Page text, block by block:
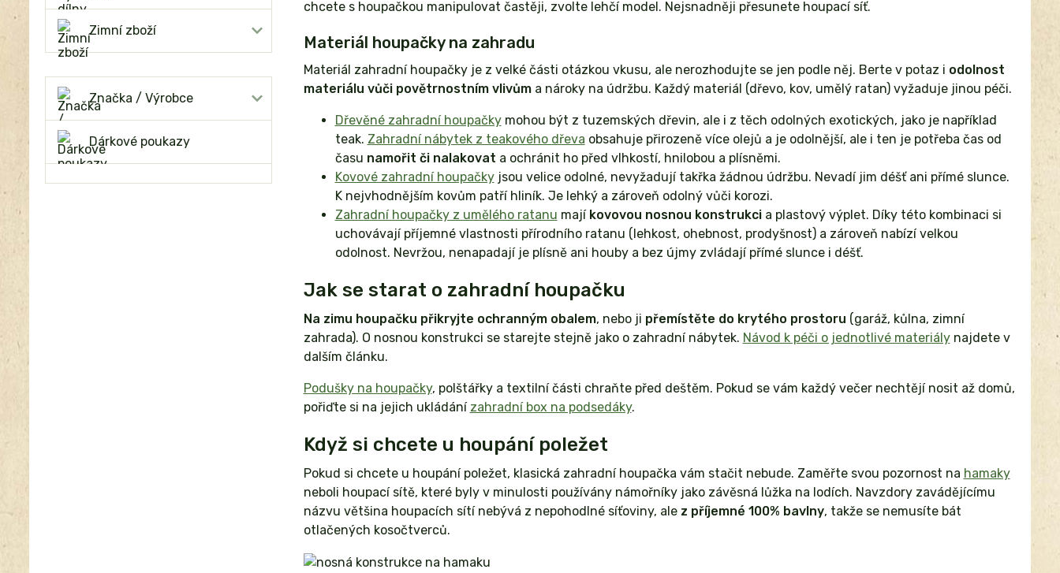
Zimní zboží
Značka / Výrobce
Dárkové poukazy
chcete s houpačkou manipulovat častěji, zvolte lehčí model. Nejsnadněji přesunete houpací síť.
Materiál houpačky na zahradu
Materiál zahradní houpačky je z velké části otázkou vkusu, ale nerozhodujte se jen podle něj. Berte v potaz i odolnost
materiálu vůči povětrnostním vlivůma nároky na údržbu. Každý materiál (dřevo, kov, umělý ratan) vyžaduje jinou péči.
Dřevěné zahradní houpačkymohou být z tuzemských dřevin, ale i z těch odolných exotických, jako je například
teak. Zahradní nábytek z teakového dřeva obsahuje přirozeně více olejů a je odolnější, ale i ten je potřeba čas od
času namořit či nalakovat a ochránit ho před vlhkostí, hnilobou a plísněmi.
Kovové zahradní houpačkyjsou velice odolné, nevyžadují takřka žádnou údržbu. Nevadí jim déšť ani přímé slunce.
K nejvhodnějším kovům patří hliník. Je lehký a zároveň odolný vůči korozi.
Zahradní houpačky z umělého ratanu mají kovovou nosnou konstrukci a plastový výplet. Díky této kombinaci si
uchovávají příjemné vlastnosti přírodního ratanu (lehkost, ohebnost, prodyšnost) a zároveň nabízí velkou
odolnost. Nevržou, nenapadají je plísně ani houby a bez újmy zvládají přímé slunce i déšť.
Jak se starat o zahradní houpačku
Na zimu houpačku přikryjte ochranným obalem, nebo ji přemístěte do krytého prostoru (garáž, kůlna, zimní
zahrada). O nosnou konstrukci se starejte stejně jako o zahradní nábytek. Návod k péči o jednotlivé materiálynajdete v
dalším článku.
Podušky na houpačky, polštářky a textilní části chraňte před deštěm. Pokud se vám každý večer nechtějí nosit až domů,
pořiďte si na jejich ukládání zahradní box na podsedáky.
Když si chcete u houpání poležet
Pokud si chcete u houpání poležet, klasická zahradní houpačka vám stačit nebude. Zaměřte svou pozornost na hamaky
neboli houpací sítě, které byly v minulosti používány námořníky jako závěsná lůžka na lodích. Navzdory zavádějícímu
názvu většina houpacích sítí nebývá z nepohodlné síťoviny, ale z příjemné 100% bavlny, takže se nemusíte bát
otlačených kosočtverců.